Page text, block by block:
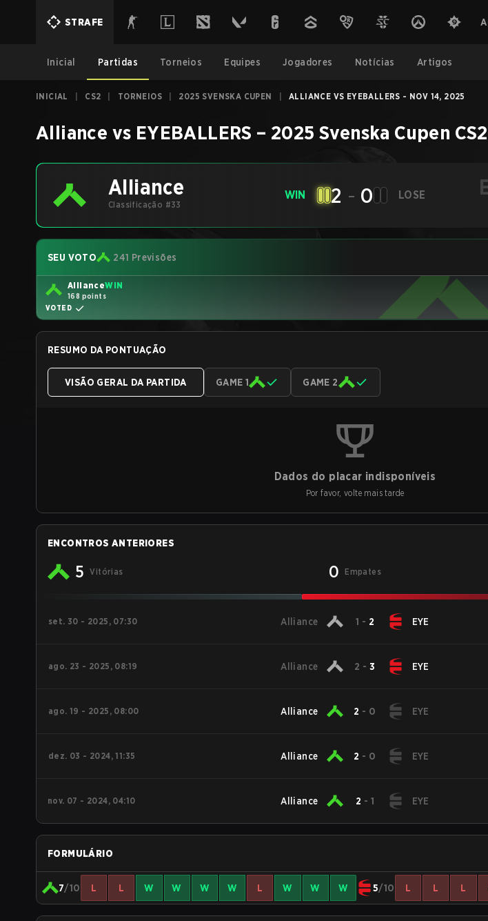
STRAFE
Inicial Partidas Torneios Equipes Jogadores Notícias Artigos
INICIAL CS2 TORNEIOS 2025 SVENSKA CUPEN ALLIANCE VS EYEBALLERS - NOV 14, 2025
Alliance vs EYEBALLERS – 2025 Svenska Cupen CS2
Alliance
Classificação #33
WIN 2 - 0 LOSE
SEU VOTO 241 Previsões
AllianceWIN
168 points
VOTED
RESUMO DA PONTUAÇÃO
VISÃO GERAL DA PARTIDA GAME 1 GAME 2
Dados do placar indisponíveis
Por favor, volte mais tarde
ENCONTROS ANTERIORES
5 Vitórias 0 Empates
set. 30 - 2025, 07:30 Alliance 1 - 2 EYE
ago. 23 - 2025, 08:19 Alliance 2 -3 EYE
ago. 19 - 2025, 08:00 Alliance 2 - 0 EYE
dez. 03 - 2024, 11:35 Alliance 2 - 0 EYE
nov. 07 - 2024, 04:10 Alliance 2 - 1 EYE
FORMULÁRIO
7/10 L L W W W W L W W W 5/10 L L L